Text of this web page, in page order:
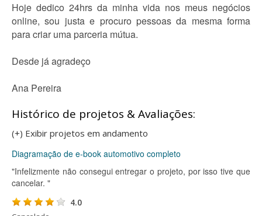
Hoje dedico 24hrs da minha vida nos meus negócios
online, sou justa e procuro pessoas da mesma forma
para criar uma parceria mútua.
Desde já agradeço
Ana Pereira
Histórico de projetos & Avaliações:
(+) Exibir projetos em andamento
Diagramação de e-book automotivo completo
"Infelizmente não consegui entregar o projeto, por isso tive que
cancelar. "
4.0